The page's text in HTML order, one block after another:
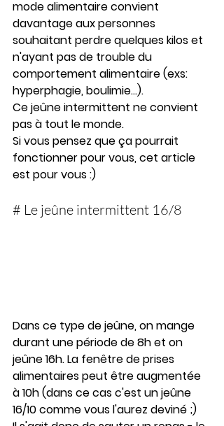
mode alimentaire convient
davantage aux personnes
souhaitant perdre quelques kilos et
n'ayant pas de trouble du
comportement alimentaire (exs:
hyperphagie, boulimie...).
Ce jeûne intermittent ne convient
pas à tout le monde.
Si vous pensez que ça pourrait
fonctionner pour vous, cet article
est pour vous :)
# Le jeûne intermittent 16/8
Dans ce type de jeûne, on mange
durant une période de 8h et on
jeûne 16h. La fenêtre de prises
alimentaires peut être augmentée
à 10h (dans ce cas c'est un jeûne
16/10 comme vous l'aurez deviné ;)